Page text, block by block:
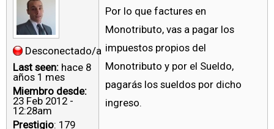
Desconectado/a
Last seen: hace 8
años 1 mes
Miembro desde:
23 Feb 2012 -
12:28am
Prestigio: 179
Por lo que factures en
Monotributo, vas a pagar los
impuestos propios del
Monotributo y por el Sueldo,
pagarás los sueldos por dicho
ingreso.